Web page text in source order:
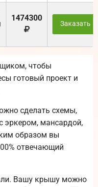
1474300
Заказать
чтобы
готовый проект и
сделать схемы,
эркером, мансардой,
образом вы
отвечающий
Вашу крышу можно